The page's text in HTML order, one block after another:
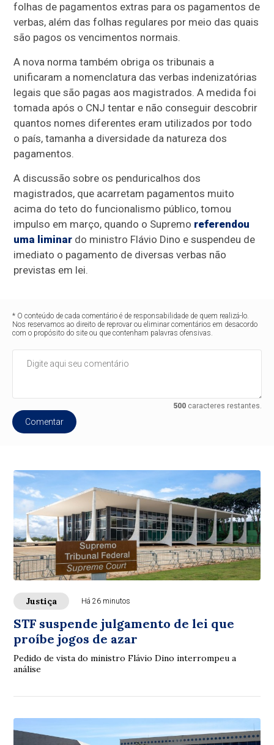
folhas de pagamentos extras para os pagamentos de
verbas, além das folhas regulares por meio das quais
são pagos os vencimentos normais.
A nova norma também obriga os tribunais a
unificaram a nomenclatura das verbas indenizatórias
legais que são pagas aos magistrados. A medida foi
tomada após o CNJ tentar e não conseguir descobrir
quantos nomes diferentes eram utilizados por todo
o país, tamanha a diversidade da natureza dos
pagamentos.
A discussão sobre os penduricalhos dos
magistrados, que acarretam pagamentos muito
acima do teto do funcionalismo público, tomou
impulso em março, quando o Supremo referendou
uma liminar do ministro Flávio Dino e suspendeu de
imediato o pagamento de diversas verbas não
previstas em lei.
* O conteúdo de cada comentário é de responsabilidade de quem realizá-lo.
Nos reservamos ao direito de reprovar ou eliminar comentários em desacordo
com o propósito do site ou que contenham palavras ofensivas.
500caracteres restantes.
Comentar
Justiça Há 26 minutos
STF suspende julgamento de lei que
proíbe jogos de azar
Pedido de vista do ministro Flávio Dino interrompeu a
análise